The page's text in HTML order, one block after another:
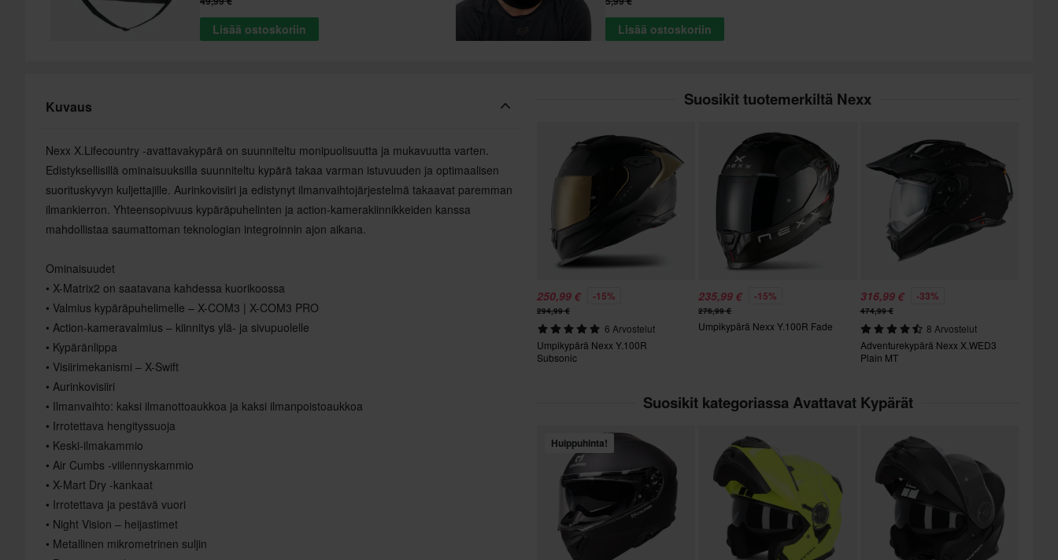
Lisää ostoskoriin Lisää ostoskoriin
Kuvaus
Nexx X.Lifecountry -avattavakypärä on suunniteltu monipuolisuutta ja mukavuutta varten.
Edistyksellisillä ominaisuuksilla suunniteltu kypärä takaa varman istuvuuden ja optimaalisen
suorituskyvyn kuljettajille. Aurinkovisiiri ja edistynyt ilmanvaihtojärjestelmä takaavat paremman
ilmankierron. Yhteensopivuus kypäräpuhelinten ja action-kamerakiinnikkeiden kanssa
mahdollistaa saumattoman teknologian integroinnin ajon aikana.
Ominaisuudet
• X-Matrix2 on saatavana kahdessa kuorikoossa
• Valmius kypäräpuhelimelle – X-COM3 | X-COM3 PRO
• Action-kameravalmius – kiinnitys ylä- ja sivupuolelle
• Kypäränlippa
• Visiirimekanismi – X-Swift
• Aurinkovisiiri
• Ilmanvaihto: kaksi ilmanottoaukkoa ja kaksi ilmanpoistoaukkoa
• Irrotettava hengityssuoja
• Keski-ilmakammio
• Air Cumbs -viilennyskammio
• X-Mart Dry -kankaat
• Irrotettava ja pestävä vuori
• Night Vision – heijastimet
• Metallinen mikrometrinen suljin
Suosikit tuotemerkiltä Nexx
250,99 € -15%
294,99 €
6 Arvostelut
Umpikypärä Nexx Y.100R
Subsonic
235,99 € -15%
276,99 €
Umpikypärä Nexx Y.100R Fade
316,99 € -33%
474,99 €
8 Arvostelut
Adventurekypärä Nexx X.WED3
Plain MT
Suosikit kategoriassa Avattavat Kypärät
Huippuhinta!